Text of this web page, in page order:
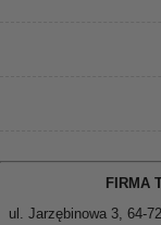
FIRMA
ul. Jarzębinowa 3, 64-